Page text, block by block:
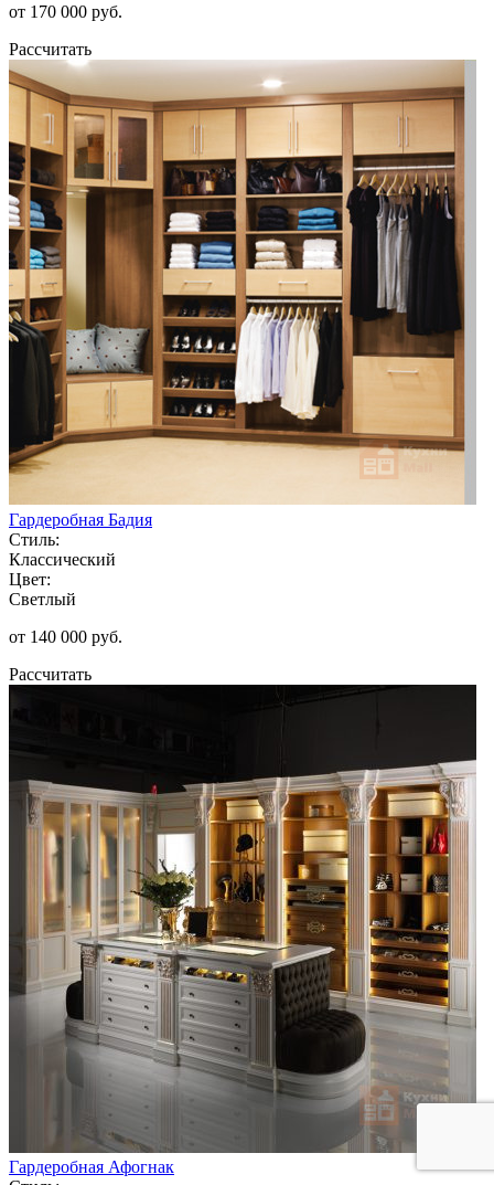
от 170 000 руб.
Рассчитать
Гардеробная Бадия
Стиль:
Классический
Цвет:
Светлый
от 140 000 руб.
Рассчитать
Гардеробная Афогнак